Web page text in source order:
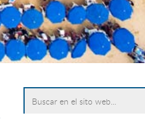
for: